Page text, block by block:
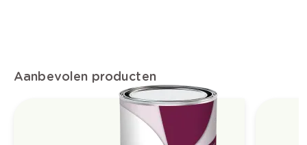
Aanbevolen producten